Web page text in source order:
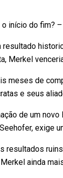
início do fim? –
resultado
Merkel
meses de
e seus
de um
exige
resultados
ainda